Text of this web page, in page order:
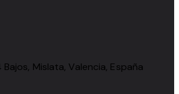
Mislata, Valencia, España